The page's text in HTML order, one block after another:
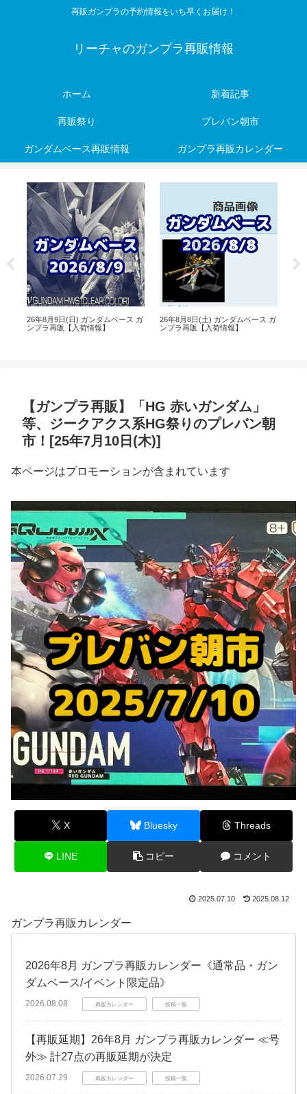
再販ガンプラの予約情報をいち早くお届け！
リーチャのガンプラ再販情報
ホーム 新着記事
再販祭り プレバン朝市
ガンダムベース再販情報 ガンプラ再販カレンダー
26年8月9日(日) ガンダムベース ガ
ンプラ再販【入荷情報】
26年8月8日(土) ガンダムベース ガ
ンプラ再販【入荷情報】
【ガンプラ再販】「HG 赤いガンダム」
等、ジークアクス系HG祭りのプレバン朝
市！[25年7月10日(木)]
本ページはプロモーションが含まれています
X Bluesky Threads
LINE コピー コメント
2025.07.10 2025.08.12
ガンプラ再販カレンダー
2026年8月 ガンプラ再販カレンダー《通常品・ガン
ダムベース/イベント限定品》
2026.08.08 再販カレンダー 投稿一覧
【再販延期】26年8月 ガンプラ再販カレンダー ≪号
外≫ 計27点の再販延期が決定
2026.07.29 再販カレンダー 投稿一覧